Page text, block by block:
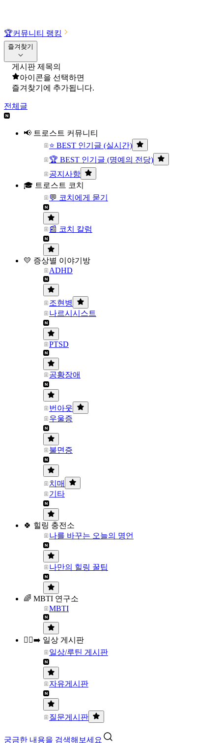
🏆커뮤니티 랭킹
즐겨찾기
게시판 제목의
아이콘을 선택하면
즐겨찾기에 추가됩니다.
전체글
📢 트로스트 커뮤니티
⭐ BEST 인기글 (실시간)
🏆 BEST 인기글 (명예의 전당)
공지사항
🎓 트로스트 코치
💬 코치에게 묻기
📰 코치 칼럼
💛 증상별 이야기방
ADHD
조현병
나르시시스트
PTSD
공황장애
번아웃
우울증
불면증
치매
기타
🍀 힐링 충전소
나를 바꾸는 오늘의 명언
나만의 힐링 꿀팁
🌈 MBTI 연구소
MBTI
🏃‍♀️‍➡️ 일상 게시판
일상/루틴 게시판
자유게시판
질문게시판
궁금한 내용을 검색해보세요